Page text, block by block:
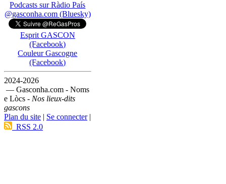
Podcasts sur Ràdio País
@gasconha.com (Bluesky)
Esprit GASCON
(Facebook)
Couleur Gascogne
(Facebook)
2024-2026
— Gasconha.com - Noms
e Lòcs - Nos lieux-dits
gascons
Plan du site | Se connecter|
RSS 2.0